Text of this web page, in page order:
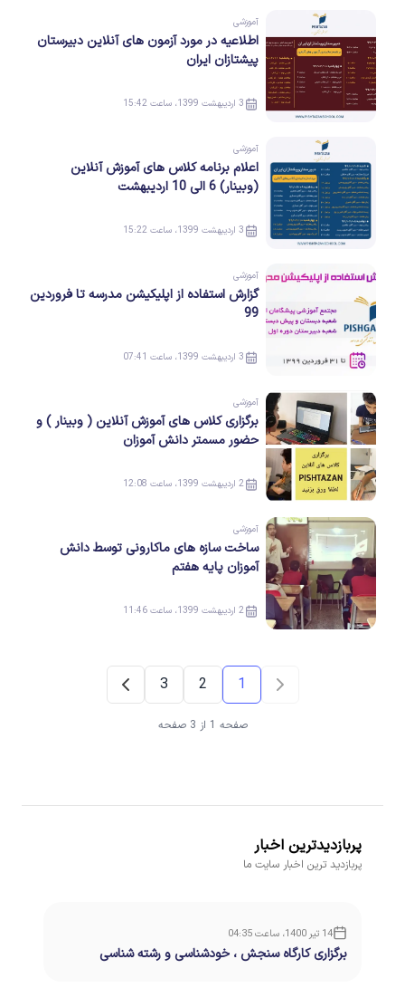
آموزشی
اطلاعیه در مورد آزمون های آنلاین دبیرستان
پیشتازان ایران
3 اردیبهشت 1399، ساعت 15:42
آموزشی
اعلام برنامه کلاس های آموزش آنلاین
(وبینار) 6 الی 10 اردیبهشت
3 اردیبهشت 1399، ساعت 15:22
آموزشی
گزارش استفاده از اپلیکیشن مدرسه تا فروردین
99
3 اردیبهشت 1399، ساعت 07:41
آموزشی
برگزاری کلاس های آموزش آنلاین ( وبینار ) و
حضور مسمتر دانش آموزان
2 اردیبهشت 1399، ساعت 12:08
آموزشی
ساخت سازه های ماکارونی توسط دانش
آموزان پایه هفتم
2 اردیبهشت 1399، ساعت 11:46
1
2
3
صفحه 1 از 3 صفحه
پربازدیدترین اخبار
پربازدید ترین اخبار سایت ما
14 تیر 1400، ساعت 04:35
برگزاری کارگاه سنجش ، خودشناسی و رشته شناسی